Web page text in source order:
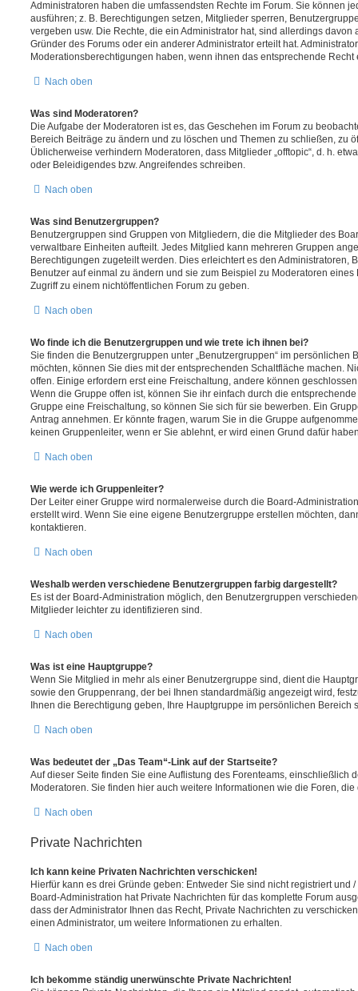
Administratoren haben die umfassendsten Rechte im Forum. Sie können
ausführen; z. B. Berechtigungen setzen, Mitglieder sperren,
vergeben usw. Die Rechte, die ein Administrator hat, sind allerdings
Gründer des Forums oder ein anderer Administrator erteilt hat.
Moderationsberechtigungen haben, wenn ihnen das entsprechende Recht
Nach oben
Was sind Moderatoren?
Die Aufgabe der Moderatoren ist es, das Geschehen im Forum zu
Bereich Beiträge zu ändern und zu löschen und Themen zu schließen, zu
Üblicherweise verhindern Moderatoren, dass Mitglieder „offtopic“, d. h.
oder Beleidigendes bzw. Angreifendes schreiben.
Nach oben
Was sind Benutzergruppen?
Benutzergruppen sind Gruppen von Mitgliedern, die die Mitglieder des
verwaltbare Einheiten aufteilt. Jedes Mitglied kann mehreren Gruppen
Berechtigungen zugeteilt werden. Dies erleichtert es den Administratoren,
Benutzer auf einmal zu ändern und sie zum Beispiel zu Moderatoren
Zugriff zu einem nichtöffentlichen Forum zu geben.
Nach oben
Wo finde ich die Benutzergruppen und wie trete ich ihnen bei?
Sie finden die Benutzergruppen unter „Benutzergruppen“ im persönlichen
möchten, können Sie dies mit der entsprechenden Schaltfläche machen.
offen. Einige erfordern erst eine Freischaltung, andere können
Wenn die Gruppe offen ist, können Sie ihr einfach durch die
Gruppe eine Freischaltung, so können Sie sich für sie bewerben. Ein
Antrag annehmen. Er könnte fragen, warum Sie in die Gruppe
keinen Gruppenleiter, wenn er Sie ablehnt, er wird einen Grund dafür
Nach oben
Wie werde ich Gruppenleiter?
Der Leiter einer Gruppe wird normalerweise durch die Board-
erstellt wird. Wenn Sie eine eigene Benutzergruppe erstellen möchten,
kontaktieren.
Nach oben
Weshalb werden verschiedene Benutzergruppen farbig dargestellt?
Es ist der Board-Administration möglich, den Benutzergruppen
Mitglieder leichter zu identifizieren sind.
Nach oben
Was ist eine Hauptgruppe?
Wenn Sie Mitglied in mehr als einer Benutzergruppe sind, dient die
sowie den Gruppenrang, der bei Ihnen standardmäßig angezeigt wird,
Ihnen die Berechtigung geben, Ihre Hauptgruppe im persönlichen Bereich
Nach oben
Was bedeutet der „Das Team“-Link auf der Startseite?
Auf dieser Seite finden Sie eine Auflistung des Forenteams, einschließlich
Moderatoren. Sie finden hier auch weitere Informationen wie die Foren,
Nach oben
Private Nachrichten
Ich kann keine Privaten Nachrichten verschicken!
Hierfür kann es drei Gründe geben: Entweder Sie sind nicht registriert und
Board-Administration hat Private Nachrichten für das komplette Forum
dass der Administrator Ihnen das Recht, Private Nachrichten zu
einen Administrator, um weitere Informationen zu erhalten.
Nach oben
Ich bekomme ständig unerwünschte Private Nachrichten!